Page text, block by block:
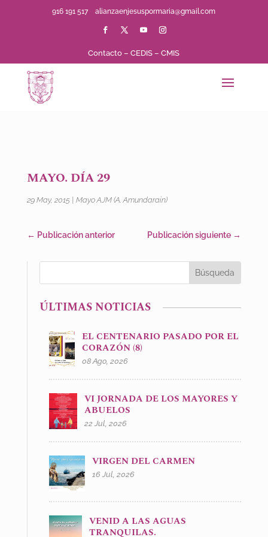
916 191 517alianzaenjesuspormaria@gmail.com
Contacto –CEDIS –CMIS
MAYO. DÍA 29
29 May, 2015| Mayo AJM (A. Amundarain)
← Publicación anterior Publicación siguiente →
ÚLTIMAS NOTICIAS
EL CENTENARIO PASADO POR EL
CORAZÓN (8)
08 Ago, 2026
VI JORNADA DE LOS MAYORES Y
ABUELOS
22 Jul, 2026
VIRGEN DEL CARMEN
16 Jul, 2026
VENID A LAS AGUAS
TRANQUILAS.